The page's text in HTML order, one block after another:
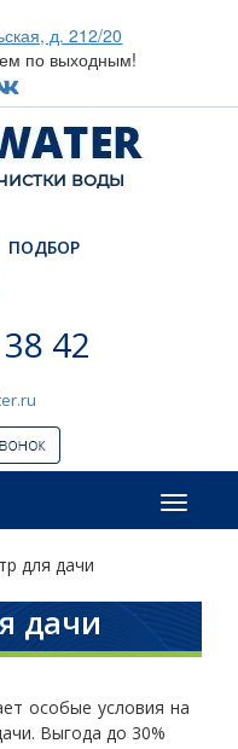
д. 212/20
по выходным!
ВОДЫ
42
Меню
для дачи
дачи
особые условия на
Выгода до 30%